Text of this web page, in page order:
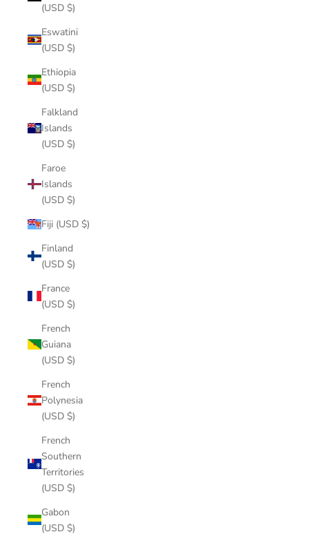
(USD $)
Eswatini
(USD $)
Ethiopia
(USD $)
Falkland
Islands
(USD $)
Faroe
Islands
(USD $)
Fiji (USD $)
Finland
(USD $)
France
(USD $)
French
Guiana
(USD $)
French
Polynesia
(USD $)
French
Southern
Territories
(USD $)
Gabon
(USD $)